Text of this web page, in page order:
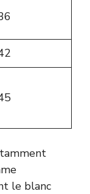
le blanc